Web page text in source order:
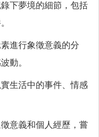
下夢境的細節，包括
素進行象徵意義的分
動。
實生活中的事件、情感
徵意義和個人經歷，嘗